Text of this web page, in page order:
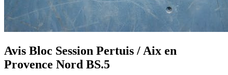
Avis Bloc Session Pertuis / Aix en
Provence Nord BS.5